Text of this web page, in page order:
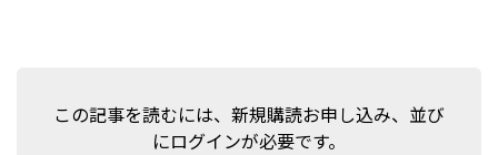
この記事を読むには、新規購読お申し込み、並び
にログインが必要です。